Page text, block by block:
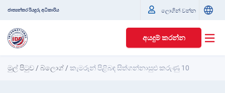
ජාත්‍යන්තර රියදුරු අධිකාරිය ලොගින් වන්න
අයදුම් කරන්න
මුල් පිටුව /බ්ලොග් /කැමරූන් පිළිබඳ සිත්ගන්නාසුළු කරුණු 10